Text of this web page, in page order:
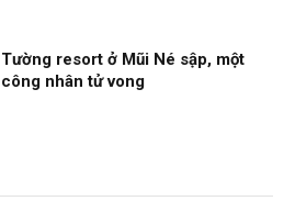
Tường resort ở Mũi Né sập, một
công nhân tử vong